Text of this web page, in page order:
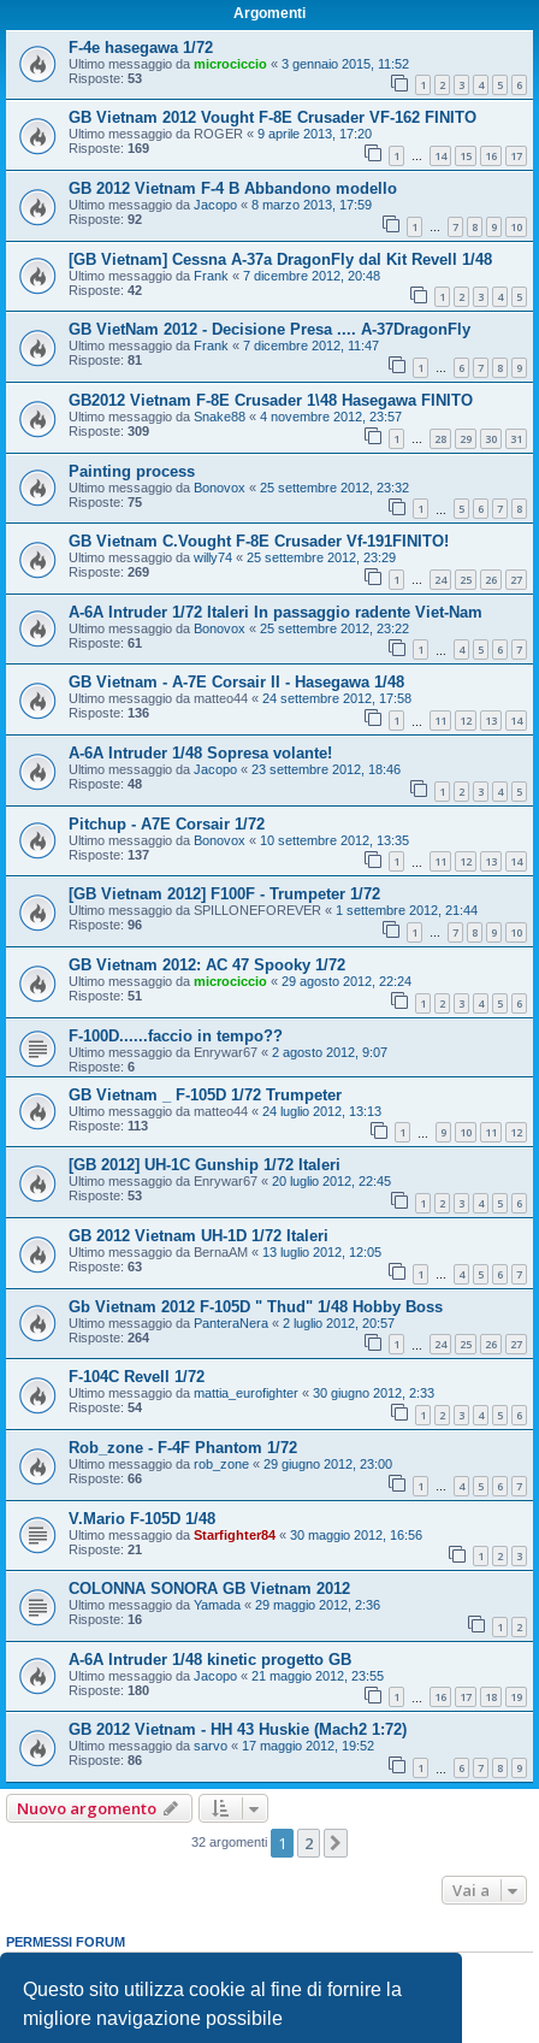
Questo sito utilizza cookie al fine di fornire la
migliore navigazione possibile
Argomenti
F-4e hasegawa 1/72
Ultimo messaggio da microciccio « 3 gennaio 2015, 11:52
Risposte: 53 1 2 3 4 5 6
GB Vietnam 2012 Vought F-8E Crusader VF-162 FINITO
Ultimo messaggio da ROGER « 9 aprile 2013, 17:20
Risposte: 169 1 … 14 15 16 17
GB 2012 Vietnam F-4 B Abbandono modello
Ultimo messaggio da Jacopo « 8 marzo 2013, 17:59
Risposte: 92 1 … 7 8 9 10
[GB Vietnam] Cessna A-37a DragonFly dal Kit Revell 1/48
Ultimo messaggio da Frank « 7 dicembre 2012, 20:48
Risposte: 42 1 2 3 4 5
GB VietNam 2012 - Decisione Presa .... A-37DragonFly
Ultimo messaggio da Frank « 7 dicembre 2012, 11:47
Risposte: 81 1 … 6 7 8 9
GB2012 Vietnam F-8E Crusader 1\48 Hasegawa FINITO
Ultimo messaggio da Snake88 « 4 novembre 2012, 23:57
Risposte: 309 1 … 28 29 30 31
Painting process
Ultimo messaggio da Bonovox « 25 settembre 2012, 23:32
Risposte: 75 1 5 6 7 8
GB Vietnam C.Vought F-8E Crusader Vf-191FINITO!
Ultimo messaggio da willy74 « 25 settembre 2012, 23:29
Risposte: 269 1 … 24 25 26 27
A-6A Intruder 1/72 Italeri In passaggio radente Viet-Nam
Ultimo messaggio da Bonovox « 25 settembre 2012, 23:22
Risposte: 61 1 4 5 6 7
GB Vietnam - A-7E Corsair II - Hasegawa 1/48
Ultimo messaggio da matteo44 « 24 settembre 2012, 17:58
Risposte: 136 1 11 12 13 14
A-6A Intruder 1/48 Sopresa volante!
Ultimo messaggio da Jacopo « 23 settembre 2012, 18:46
Risposte: 48 1 2 3 4 5
Pitchup - A7E Corsair 1/72
Ultimo messaggio da Bonovox « 10 settembre 2012, 13:35
Risposte: 137 1 11 12 13 14
[GB Vietnam 2012] F100F - Trumpeter 1/72
Ultimo messaggio da SPILLONEFOREVER « 1 settembre 2012, 21:44
Risposte: 96 1 … 7 8 9 10
GB Vietnam 2012: AC 47 Spooky 1/72
Ultimo messaggio da microciccio « 29 agosto 2012, 22:24
Risposte: 51 1 2 3 4 5 6
F-100D......faccio in tempo??
Ultimo messaggio da Enrywar67 « 2 agosto 2012, 9:07
Risposte: 6
GB Vietnam _ F-105D 1/72 Trumpeter
Ultimo messaggio da matteo44 « 24 luglio 2012, 13:13
Risposte: 113 1 9 10 11 12
[GB 2012] UH-1C Gunship 1/72 Italeri
Ultimo messaggio da Enrywar67 « 20 luglio 2012, 22:45
Risposte: 53 1 2 3 4 5 6
GB 2012 Vietnam UH-1D 1/72 Italeri
Ultimo messaggio da BernaAM « 13 luglio 2012, 12:05
Risposte: 63 1 … 4 5 6 7
Gb Vietnam 2012 F-105D " Thud" 1/48 Hobby Boss
Ultimo messaggio da PanteraNera « 2 luglio 2012, 20:57
Risposte: 264 1 24 25 26 27
F-104C Revell 1/72
Ultimo messaggio da mattia_eurofighter « 30 giugno 2012, 2:33
Risposte: 54 1 2 3 4 5 6
Rob_zone - F-4F Phantom 1/72
Ultimo messaggio da rob_zone « 29 giugno 2012, 23:00
Risposte: 66 1 4 5 6 7
V.Mario F-105D 1/48
Ultimo messaggio da Starfighter84 « 30 maggio 2012, 16:56
Risposte: 21 1 2 3
COLONNA SONORA GB Vietnam 2012
Ultimo messaggio da Yamada « 29 maggio 2012, 2:36
Risposte: 16 1 2
A-6A Intruder 1/48 kinetic progetto GB
Ultimo messaggio da Jacopo « 21 maggio 2012, 23:55
Risposte: 180 1 16 17 18 19
GB 2012 Vietnam - HH 43 Huskie (Mach2 1:72)
Ultimo messaggio da sarvo « 17 maggio 2012, 19:52
Risposte: 86 1 6 7 8 9
Nuovo argomento
32 argomenti 1 2
Vai a
PERMESSI FORUM
Non puoi
rispondere negli argomenti
Non puoimodificare i tuoi messaggi
Non puoicancellare i tuoi messaggi
Non puoi
inviare allegati